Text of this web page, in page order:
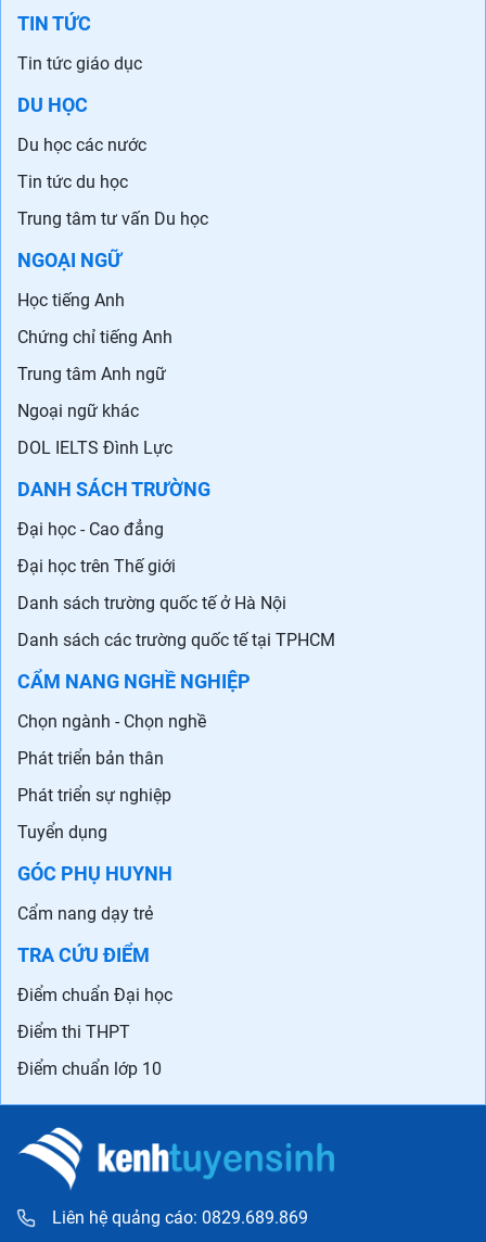
TIN TỨC
Tin tức giáo dục
DU HỌC
Du học các nước
Tin tức du học
Trung tâm tư vấn Du học
NGOẠI NGỮ
Học tiếng Anh
Chứng chỉ tiếng Anh
Trung tâm Anh ngữ
Ngoại ngữ khác
DOL IELTS Đình Lực
DANH SÁCH TRƯỜNG
Đại học - Cao đẳng
Đại học trên Thế giới
Danh sách trường quốc tế ở Hà Nội
Danh sách các trường quốc tế tại TPHCM
CẨM NANG NGHỀ NGHIỆP
Chọn ngành - Chọn nghề
Phát triển bản thân
Phát triển sự nghiệp
Tuyển dụng
GÓC PHỤ HUYNH
Cẩm nang dạy trẻ
TRA CỨU ĐIỂM
Điểm chuẩn Đại học
Điểm thi THPT
Điểm chuẩn lớp 10
Liên hệ quảng cáo: 0829.689.869